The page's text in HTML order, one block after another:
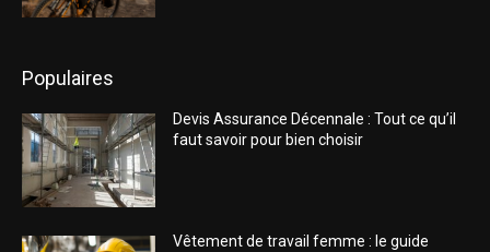
Populaires
Devis Assurance Décennale : Tout ce qu’il
faut savoir pour bien choisir
Vêtement de travail femme : le guide